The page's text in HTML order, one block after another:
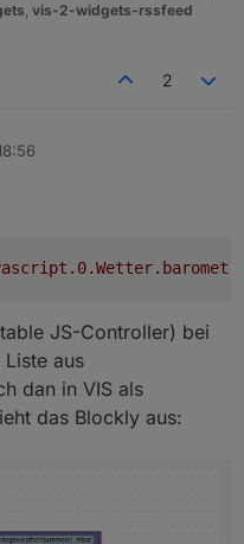
, vis-2-widgets-rssfeed
2
JS-Controller) bei
aus
dan in VIS als
das Blockly aus: